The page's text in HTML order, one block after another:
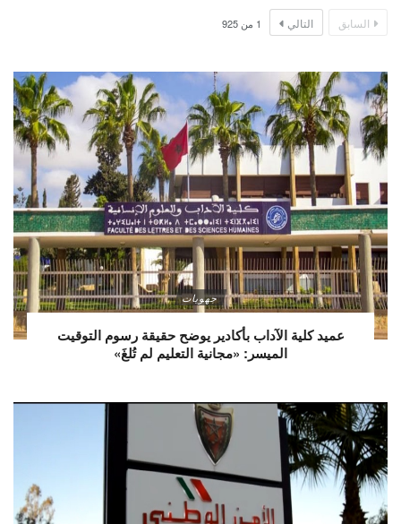
السابق التالي 1 من 925
جهويات
عميد كلية الآداب بأكادير يوضح حقيقة رسوم التوقيت
الميسر: «مجانية التعليم لم تُلغَ»